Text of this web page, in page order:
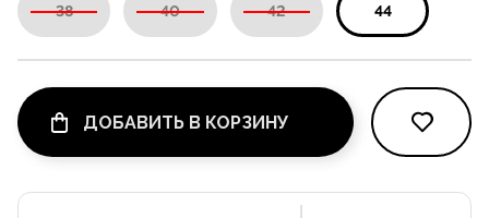
38 40 42 44
ДОБАВИТЬ В КОРЗИНУ